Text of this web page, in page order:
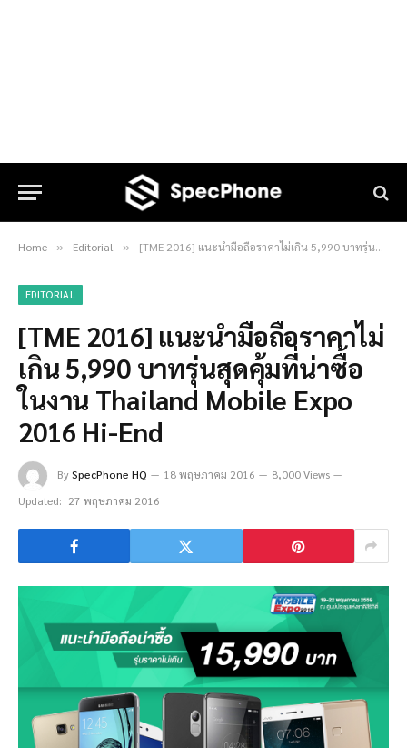
Home » Editorial » [TME 2016] แนะนำมือถือราคาไม่เกิน 5,990 บาทรุ่นสุดคุ้มที่น่าซื้อในงาน Thailand Mobile Expo 2016 Hi-End
EDITORIAL
[TME 2016] แนะนำมือถือราคาไม่
เกิน 5,990 บาทรุ่นสุดคุ้มที่น่าซื้อ
ในงาน Thailand Mobile Expo
2016 Hi-End
BySpecPhone HQ 18 พฤษภาคม 2016
8,000 Views
Updated: 27 พฤษภาคม 2016